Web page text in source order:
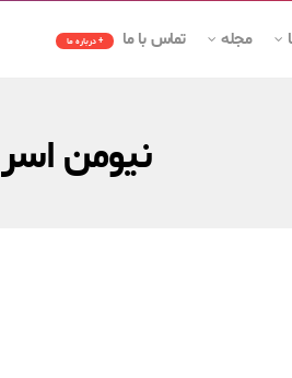
مجله تماس با ما + درباره ما
نیومن اسر